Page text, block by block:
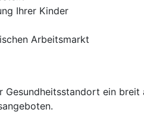
Ihrer Kinder
Arbeitsmarkt
ein